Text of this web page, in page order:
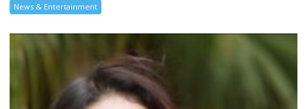
News & Entertainment